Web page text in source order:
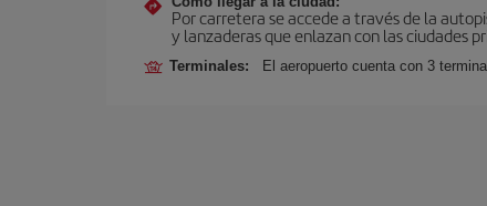
Por carretera se accede a través de la
y lanzaderas que enlazan con las ciudades
Terminales: El aeropuerto cuenta con 3